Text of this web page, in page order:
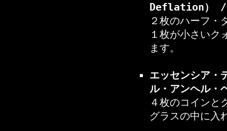
Deflation） /
２枚のハーフ・
１枚が小さいク
ます。
エッセンシア
ル・アンヘル・
４枚のコインと
グラスの中に入